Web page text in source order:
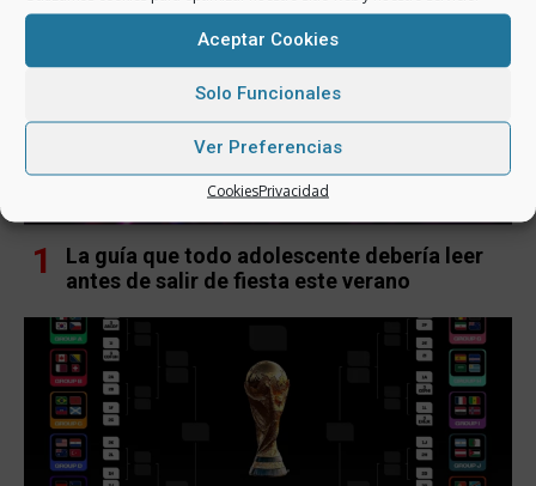
Aceptar Cookies
Solo Funcionales
Ver Preferencias
CookiesPrivacidad
La guía que todo adolescente debería leer
antes de salir de fiesta este verano